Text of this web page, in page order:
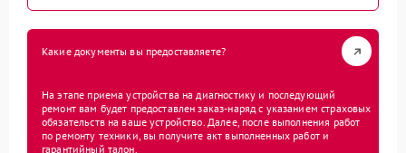
Какие документы вы предоставляете?
На этапе приема устройства на диагностику и последующий
ремонт вам будет предоставлен заказ-наряд с указанием страховых
обязательств на ваше устройство. Далее, после выполнения работ
по ремонту техники, вы получите акт выполненных работ и
гарантийный талон.